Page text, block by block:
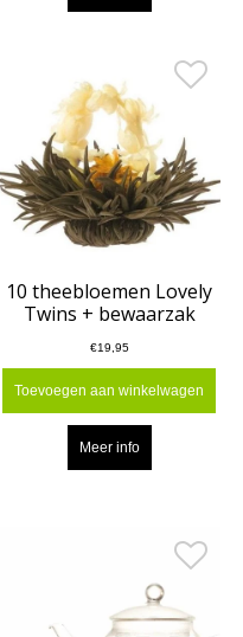
10 theebloemen Lovely
Twins + bewaarzak
€19,95
Toevoegen aan winkelwagen
Meer info